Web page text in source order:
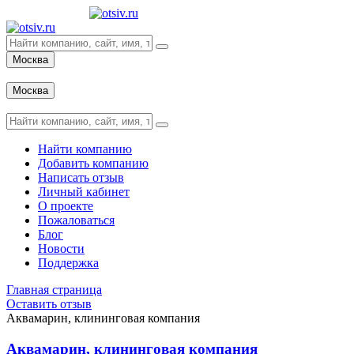
Москва
Москва
Найти компанию
Добавить компанию
Написать отзыв
Личный кабинет
О проекте
Пожаловаться
Блог
Новости
Поддержка
Главная страница
Оставить отзыв
Аквамарин, клининговая компания
Аквамарин, клининговая компания